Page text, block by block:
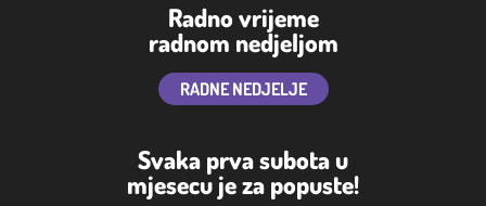
Radno vrijeme
radnom nedjeljom
RADNE NEDJELJE
Svaka prva subota u
mjesecu je za popuste!